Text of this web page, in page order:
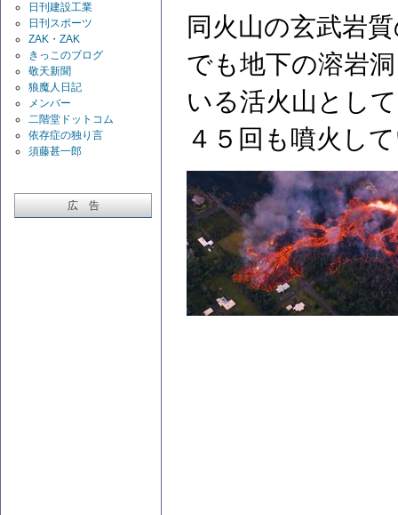
日刊建設工業
日刊スポーツ
ZAK・ZAK
きっこのブログ
敬天新聞
狼魔人日記
メンバー
二階堂ドットコム
依存症の独り言
須藤甚一郎
広 告
同火山の玄武岩
でも地下の溶岩
いる活火山とし
４５回も噴火し